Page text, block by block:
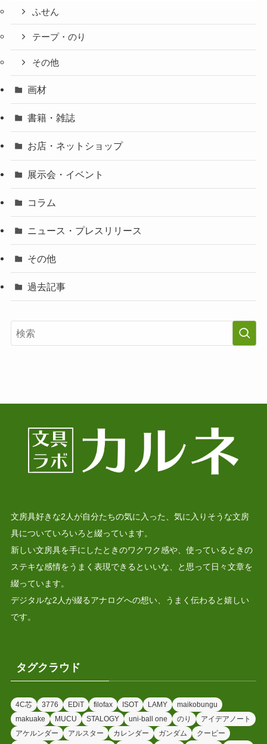
ふせん
テープ・のり
その他
画材
書籍・雑誌
お店・ネットショップ
展示会・イベント
コラム
ニュース・プレスリリース
その他
過去記事
文房具好きな2人が自分たちの気に入った、気に入りそうな文房
具についていろいろと綴っています。
新しい文房具を手にしたときのワクワク感や、使っているときの
ステキな感情をうまく表現できるといいな、と思って日々文章を
綴っています。
デジタルな2人が綴るアナログへの想い、うまく伝わると嬉しい
です。
タグクラウド
4C芯 3776 EDiT filofax ISOT LAMY
maikobungu
makuake
MUCU STALOGY uni-ball one のり
アイデアノート
アケルンダー
アルスター カレンダー ガンダム
クーピー